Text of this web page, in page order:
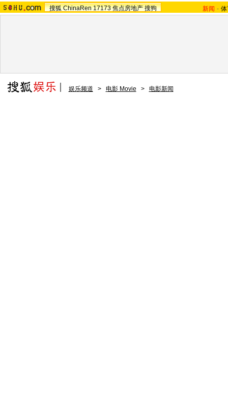
搜狐 ChinaRen 17173 焦点房地产 搜狗 新闻 -
娱乐频道 > 电影 Movie > 电影新闻